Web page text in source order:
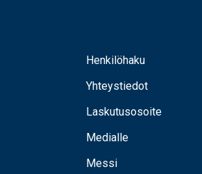
Henkilöhaku
Yhteystiedot
Laskutusosoite
Medialle
Messi